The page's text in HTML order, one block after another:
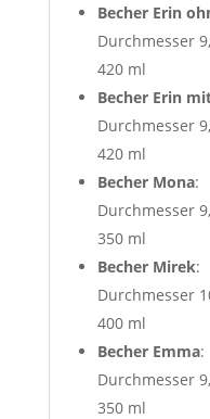
Becher Erin
Durchmesser
420 ml
Becher Erin
Durchmesser
420 ml
Becher Mona:
Durchmesser
350 ml
Becher Mirek:
Durchmesser
400 ml
Becher Emma:
Durchmesser
350 ml